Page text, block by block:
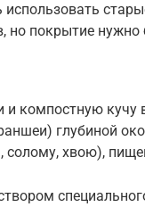
но покрытие нужно
и компостную
глубиной
солому, хвою),